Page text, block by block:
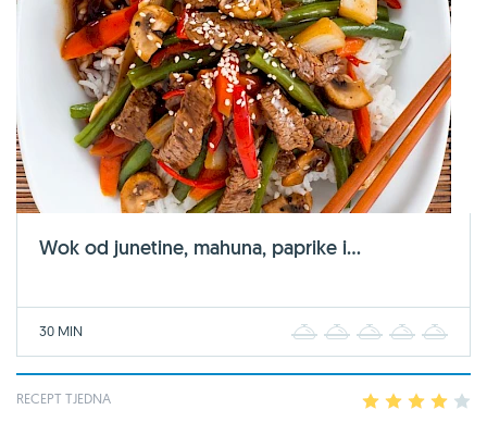
Wok od junetine, mahuna, paprike i...
30 MIN 2 3 4
RECEPT TJEDNA 2 3 4